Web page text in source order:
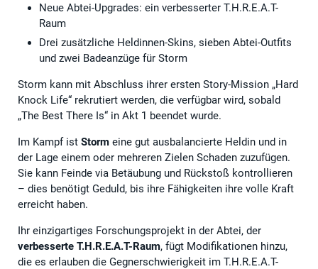
Neue Abtei-Upgrades: ein verbesserter T.H.R.E.A.T-
Raum
Drei zusätzliche Heldinnen-Skins, sieben Abtei-Outfits
und zwei Badeanzüge für Storm
Storm kann mit Abschluss ihrer ersten Story-Mission „Hard
Knock Life“ rekrutiert werden, die verfügbar wird, sobald
„The Best There Is“ in Akt 1 beendet wurde.
Im Kampf ist Storm eine gut ausbalancierte Heldin und in
der Lage einem oder mehreren Zielen Schaden zuzufügen.
Sie kann Feinde via Betäubung und Rückstoß kontrollieren
– dies benötigt Geduld, bis ihre Fähigkeiten ihre volle Kraft
erreicht haben.
Ihr einzigartiges Forschungsprojekt in der Abtei, der
verbesserte T.H.R.E.A.T-Raum, fügt Modifikationen hinzu,
die es erlauben die Gegnerschwierigkeit im T.H.R.E.A.T-